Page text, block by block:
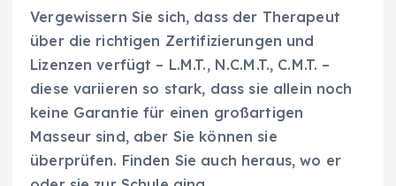
Vergewissern Sie sich, dass der Therapeut
über die richtigen Zertifizierungen und
Lizenzen verfügt – L.M.T., N.C.M.T., C.M.T. –
diese variieren so stark, dass sie allein noch
keine Garantie für einen großartigen
Masseur sind, aber Sie können sie
überprüfen. Finden Sie auch heraus, wo er